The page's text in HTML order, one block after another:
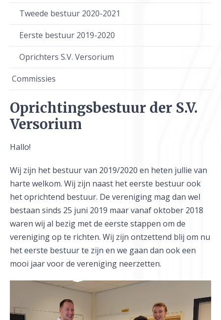
Tweede bestuur 2020-2021
Eerste bestuur 2019-2020
Oprichters S.V. Versorium
Commissies
Oprichtingsbestuur der S.V.
Versorium
Hallo!
Wij zijn het bestuur van 2019/2020 en heten jullie van
harte welkom. Wij zijn naast het eerste bestuur ook
het oprichtend bestuur. De vereniging mag dan wel
bestaan sinds 25 juni 2019 maar vanaf oktober 2018
waren wij al bezig met de eerste stappen om de
vereniging op te richten. Wij zijn ontzettend blij om nu
het eerste bestuur te zijn en we gaan dan ook een
mooi jaar voor de vereniging neerzetten.